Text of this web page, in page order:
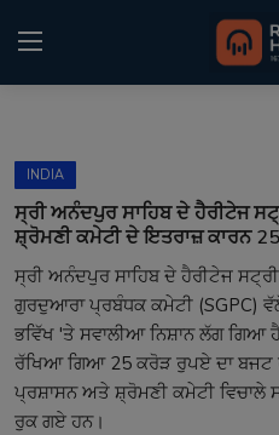
Home
Punjabi Podcast
Kitaab Kahani
Gallery
Sponsors
INDIA
ਸ੍ਰੀ ਅਨੰਦਪੁਰ ਸਾਹਿਬ ਦੇ ਹੈਰੀਟੇਜ
ਸ਼੍ਰੋਮਣੀ ਕਮੇਟੀ ਦੇ ਇਤਰਾਜ਼ ਕਾਰਨ
ਸ੍ਰੀ ਅਨੰਦਪੁਰ ਸਾਹਿਬ ਦੇ ਹੈਰੀਟੇਜ
ਗੁਰਦੁਆਰਾ ਪ੍ਰਬੰਧਕ ਕਮੇਟੀ (SGPC)
ਭਵਿੱਖ 'ਤੇ ਸਵਾਲੀਆ ਨਿਸ਼ਾਨ ਲੱਗ
ਰੱਖਿਆ ਗਿਆ 25 ਕਰੋੜ ਰੁਪਏ ਦਾ ਬਜਟ
ਪ੍ਰਸ਼ਾਸਨ ਅਤੇ ਸ਼੍ਰੋਮਣੀ ਕਮੇਟੀ ਵਿਚਾਲੇ
ਰੁਕ ਗਏ ਹਨ।